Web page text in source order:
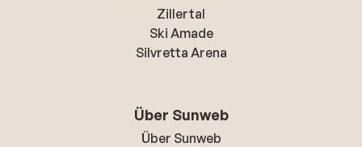
Zillertal
Ski Amade
Silvretta Arena
Über Sunweb
Über Sunweb